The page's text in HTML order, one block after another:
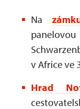
Na
v Africe ve
Hrad